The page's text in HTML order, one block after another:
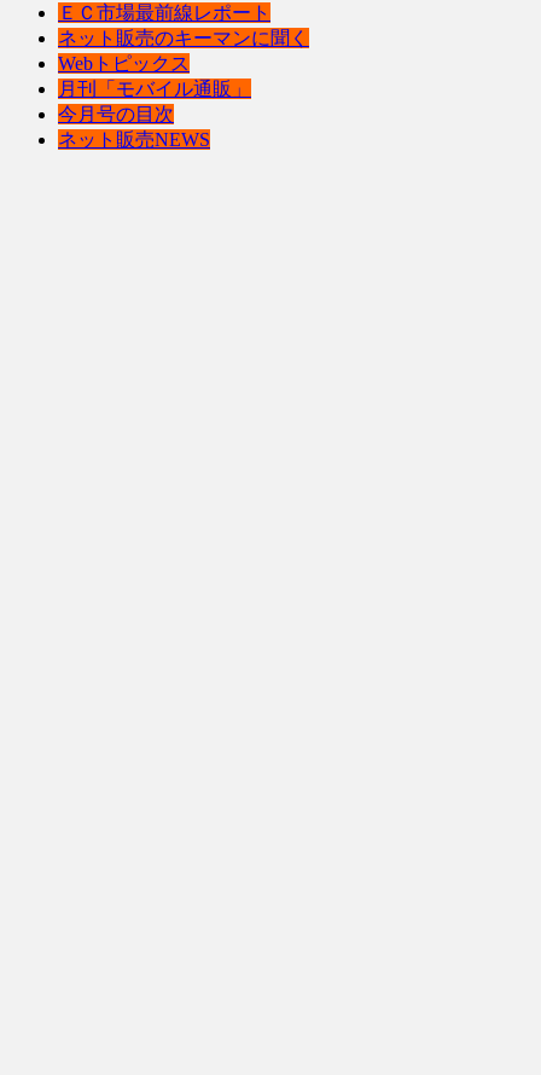
ＥＣ市場最前線レポート
ネット販売のキーマンに聞く
Webトピックス
月刊「モバイル通販」
今月号の目次
ネット販売NEWS